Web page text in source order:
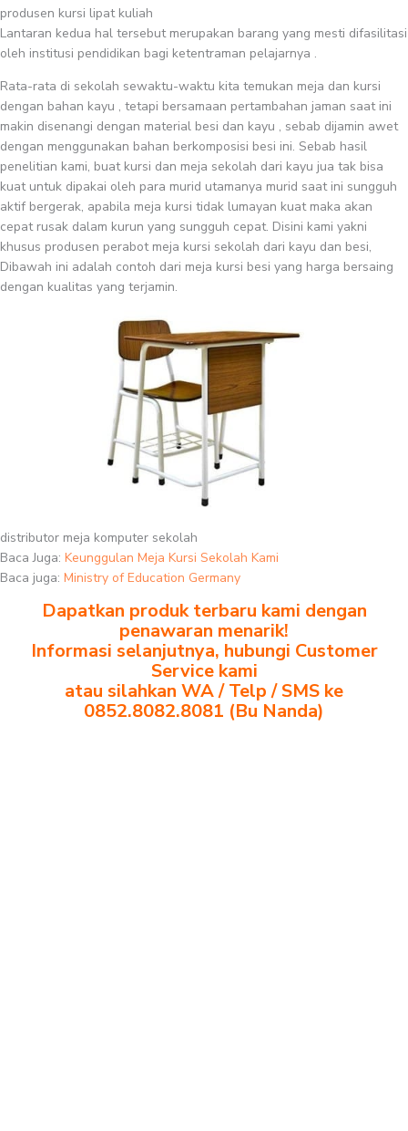
produsen kursi lipat kuliah
Lantaran kedua hal tersebut merupakan barang yang mesti difasilitasi
oleh institusi pendidikan bagi ketentraman pelajarnya .
Rata-rata di sekolah sewaktu-waktu kita temukan meja dan kursi
dengan bahan kayu , tetapi bersamaan pertambahan jaman saat ini
makin disenangi dengan material besi dan kayu , sebab dijamin awet
dengan menggunakan bahan berkomposisi besi ini. Sebab hasil
penelitian kami, buat kursi dan meja sekolah dari kayu jua tak bisa
kuat untuk dipakai oleh para murid utamanya murid saat ini sungguh
aktif bergerak, apabila meja kursi tidak lumayan kuat maka akan
cepat rusak dalam kurun yang sungguh cepat. Disini kami yakni
khusus produsen perabot meja kursi sekolah dari kayu dan besi,
Dibawah ini adalah contoh dari meja kursi besi yang harga bersaing
dengan kualitas yang terjamin.
distributor meja komputer sekolah
Baca Juga: Keunggulan Meja Kursi Sekolah Kami
Baca juga: Ministry of Education Germany
Dapatkan produk terbaru kami dengan
penawaran menarik!
Informasi selanjutnya, hubungi Customer
Service kami
atau silahkan WA / Telp / SMS ke
0852.8082.8081 (Bu Nanda)